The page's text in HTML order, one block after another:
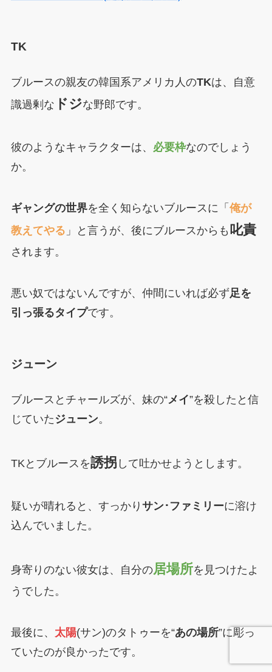
TK
ブルースの親友の韓国系アメリカ人のTKは、自意
識過剰な ドジな野郎です。
彼のようなキャラクターは、 必要枠なのでしょう
か。
ギャングの世界を全く知らないブルースに「 俺が
教えてやる 」と言うが、後にブルースからも 叱責
されます。
悪い奴ではないんですが、仲間にいれば必ず足を
引っ張るタイプです。
ジューン
ブルースとチャールズが、妹の“メイ”を殺したと信
じていた ジューン。
TKとブルースを誘拐 して吐かせようとします。
疑いが晴れると、すっかり サン･ファミリーに溶け
込んでいました。
身寄りのない彼女は、自分の居場所を見つけたよ
うでした。
最後に、 太陽(サン)のタトゥーを“あの場所”に彫っ
ていたのが良かったです。